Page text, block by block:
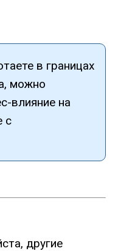
в границах
можно
влияние на
с
другие